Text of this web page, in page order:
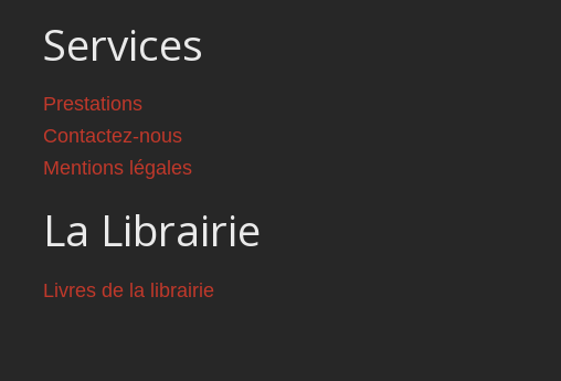
Services
Prestations
Contactez-nous
Mentions légales
La Librairie
Livres de la librairie